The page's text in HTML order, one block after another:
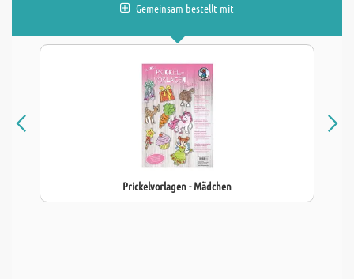
Gemeinsam bestellt mit
Prickelvorlagen - Mädchen